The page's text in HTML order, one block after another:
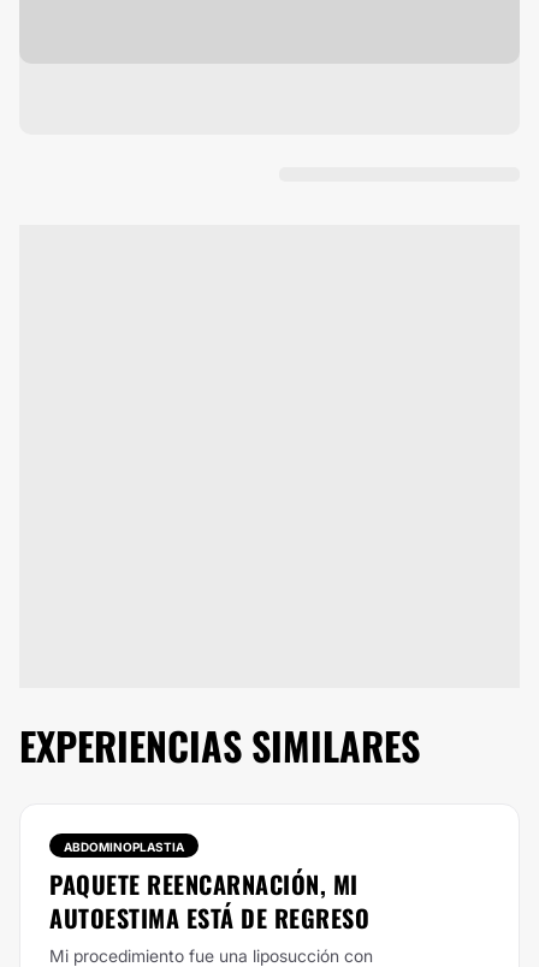
EXPERIENCIAS SIMILARES
ABDOMINOPLASTIA
PAQUETE REENCARNACIÓN, MI
AUTOESTIMA ESTÁ DE REGRESO
Mi procedimiento fue una liposucción con